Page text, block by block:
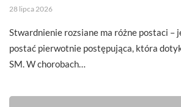
28 lipca 2026
Stwardnienie rozsiane ma różne postaci –
postać pierwotnie postępująca, która
SM. W chorobach…